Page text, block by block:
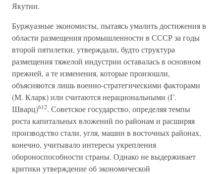
Якутии.
Буржуазные экономисты, пытаясь умалить достижения в
области размещения промышленности в СССР за годы
второй пятилетки, утверждали, будто структура
размещения тяжелой индустрии оставалась в основном
прежней, а те изменения, которые произошли,
объясняются лишь военно-стратегическими факторами
(М. Кларк) или считаются нерациональными (Г.
Шварц)612. Советское государство, определяя темпы
роста капитальных вложений по районам и расширяя
производство стали, угля, машин в восточных районах,
конечно, учитывало интересы укрепления
обороноспособности страны. Однако не выдерживает
критики утверждение об экономической